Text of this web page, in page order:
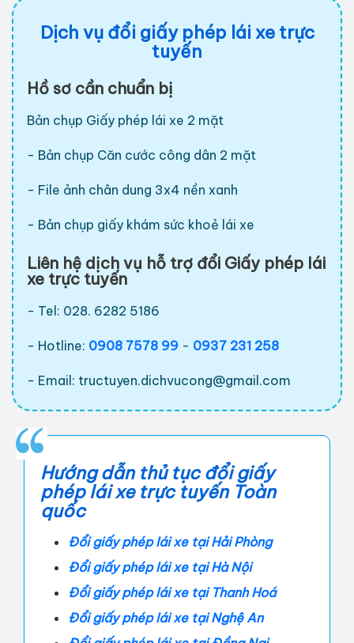
Dịch vụ đổi giấy phép lái xe trực
tuyến
Hồ sơ cần chuẩn bị
Bản chụp Giấy phép lái xe 2 mặt
- Bản chụp Căn cước công dân 2 mặt
- File ảnh chân dung 3x4 nền xanh
- Bản chụp giấy khám sức khoẻ lái xe
Liên hệ dịch vụ hỗ trợ đổi Giấy phép lái
xe trực tuyến
- Tel: 028. 6282 5186
- Hotline: 0908 7578 99 - 0937 231 258
- Email: tructuyen.dichvucong@gmail.com
Hướng dẫn thủ tục đổi giấy
phép lái xe trực tuyến Toàn
quốc
Đổi giấy phép lái xe tại Hải Phòng
Đổi giấy phép lái xe tại Hà Nội
Đổi giấy phép lái xe tại Thanh Hoá
Đổi giấy phép lái xe tại Nghệ An